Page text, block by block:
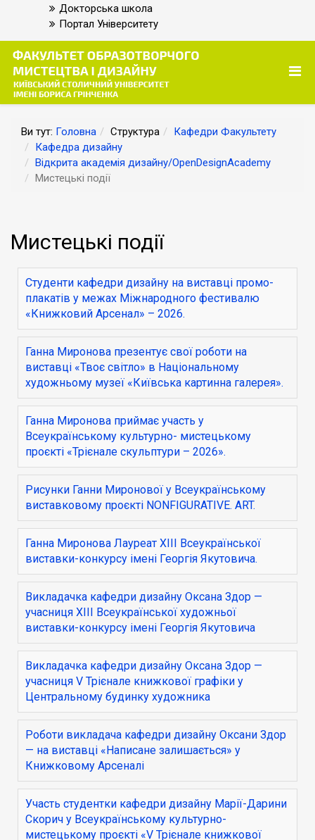
Докторська школа
Портал Університету
Ви тут: Головна Структура
Кафедри Факультету
Кафедра дизайну
Відкрита академія дизайну/OpenDesignAcademy
Мистецькі події
Мистецькі події
Студенти кафедри дизайну на виставці промо-
плакатів у межах Міжнародного фестивалю
«Книжковий Арсенал» – 2026.
Ганна Миронова презентує свої роботи на
виставці «Твоє світло» в Національному
художньому музеї «Київська картинна галерея».
Ганна Миронова приймає участь у
Всеукраїнському культурно- мистецькому
проєкті «Трієнале скульптури – 2026».
Рисунки Ганни Миронової у Всеукраїнському
виставковому проєкті NONFIGURATIVE. ART.
Ганна Миронова Лауреат ХІІІ Всеукраїнської
виставки-конкурсу імені Георгія Якутовича.
Викладачка кафедри дизайну Оксана Здор —
учасниця ХІІІ Всеукраїнської художньої
виставки-конкурсу імені Георгія Якутовича
Викладачка кафедри дизайну Оксана Здор —
учасниця V Трієнале книжкової графіки у
Центральному будинку художника
Роботи викладача кафедри дизайну Оксани Здор
— на виставці «Написане залишається» у
Книжковому Арсеналі
Участь студентки кафедри дизайну Марії-Дарини
Скорич у Всеукраїнському культурно-
мистецькому проєкті «V Трієнале книжкової